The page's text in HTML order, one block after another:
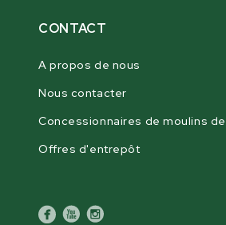
CONTACT
A propos de nous
Nous contacter
Concessionnaires de moulins
Offres d'entrepôt
facebook
youtubeinstagram